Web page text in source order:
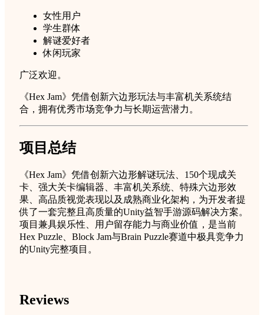
女性用户
学生群体
解谜爱好者
休闲玩家
广泛欢迎。
《Hex Jam》凭借创新六边形玩法与丰富机关系统结
合，拥有优秀市场竞争力与长期运营潜力。
项目总结
《Hex Jam》凭借创新六边形解谜玩法、150个现成关
卡、强大关卡编辑器、丰富机关系统、特殊六边形效
果、高品质视觉表现以及成熟商业化架构，为开发者提
供了一套完整且高质量的Unity益智手游源码解决方案。
项目兼具娱乐性、用户留存能力与商业价值，是当前
Hex Puzzle、Block Jam与Brain Puzzle赛道中极具竞争力
的Unity完整项目。
Reviews